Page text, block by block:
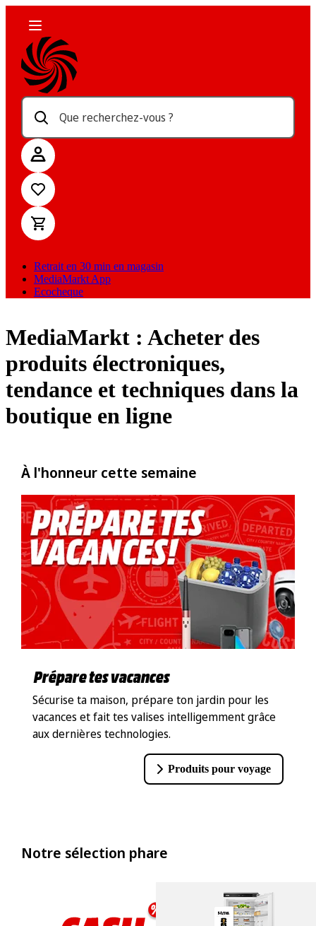
Que recherchez-vous ?
Retrait en 30 min en magasin
MediaMarkt App
Ecocheque
MediaMarkt : Acheter des
produits électroniques,
tendance et techniques dans la
boutique en ligne
À l'honneur cette semaine
Prépare tes vacances
Sécurise ta maison, prépare ton jardin pour les
vacances et fait tes valises intelligemment grâce
aux dernières technologies.
Produits pour voyage
Notre sélection phare